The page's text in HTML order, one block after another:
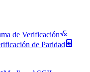
de Verificación
de Paridad